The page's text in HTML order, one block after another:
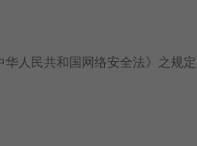
人民共和国网络安全法》之规